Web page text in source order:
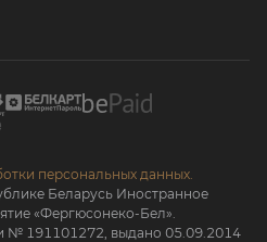
персональных данных.
Беларусь Иностранное
«Фергюсонеко-Бел».
№ 191101272, выдано 05.09.2014